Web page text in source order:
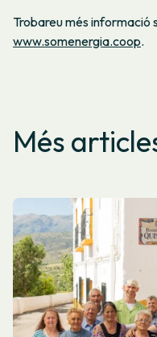
Trobareu més informació
www.somenergia.coop.
Més